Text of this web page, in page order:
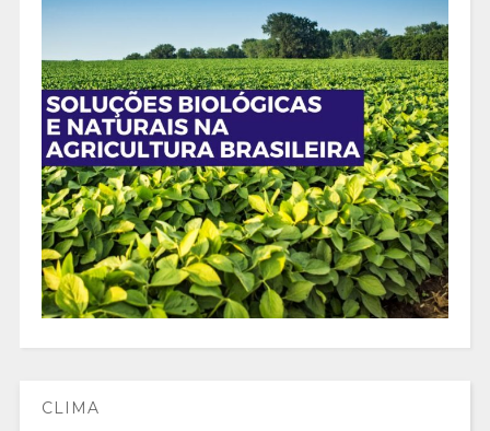
CLIMA